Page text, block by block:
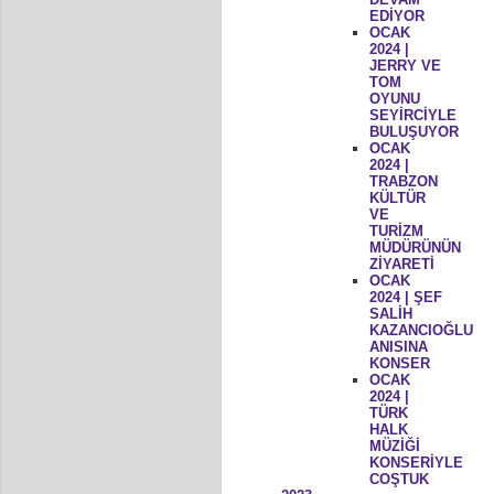
EDİYOR
OCAK
2024 |
JERRY VE
TOM
OYUNU
SEYİRCİYLE
BULUŞUYOR
OCAK
2024 |
TRABZON
KÜLTÜR
VE
TURİZM
MÜDÜRÜNÜN
ZİYARETİ
OCAK
2024 | ŞEF
SALİH
KAZANCIOĞLU
ANISINA
KONSER
OCAK
2024 |
TÜRK
HALK
MÜZİĞİ
KONSERİYLE
COŞTUK